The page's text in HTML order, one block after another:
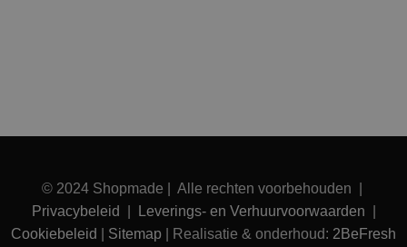
© 2024 Shopmade | Alle rechten voorbehouden |
Privacybeleid
Leverings- en Verhuurvoorwaarden
Cookiebeleid
Sitemap | Realisatie & onderhoud: 2BeFresh